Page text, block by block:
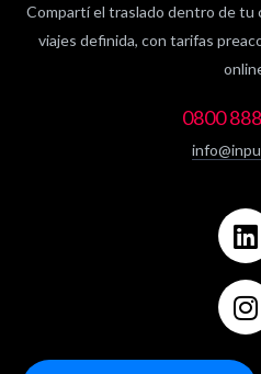
Compartí el traslado dentro de tu
viajes definida, con tarifas
0800